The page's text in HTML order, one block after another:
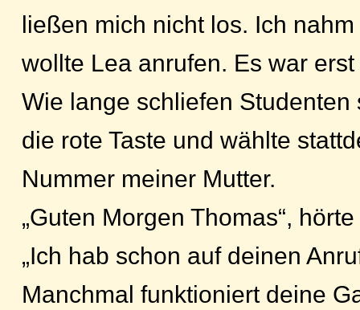
ließen mich nicht los. Ich
wollte Lea anrufen. Es war
Wie lange schliefen Studenten
die rote Taste und wählte
Nummer meiner Mutter.
„Guten Morgen Thomas“,
„Ich hab schon auf deinen
Manchmal funktioniert deine